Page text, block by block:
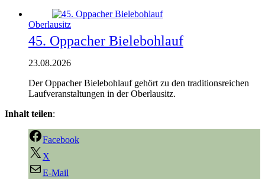
Oberlausitz
45. Oppacher Bielebohlauf
23.08.2026
Der Oppacher Bielebohlauf gehört zu den traditionsreichen
Laufveranstaltungen in der Oberlausitz.
Inhalt teilen:
Facebook
X
E-Mail